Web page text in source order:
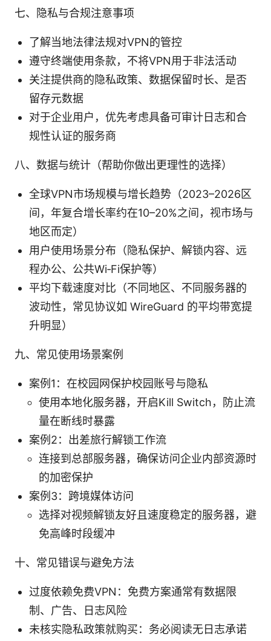
七、隐私与合规注意事项
了解当地法律法规对VPN的管控
遵守终端使用条款，不将VPN用于非法活动
关注提供商的隐私政策、数据保留时长、是否
留存元数据
对于企业用户，优先考虑具备可审计日志和合
规性认证的服务商
八、数据与统计（帮助你做出更理性的选择）
全球VPN市场规模与增长趋势（2023–2026区
间，年复合增长率约在10–20%之间，视市场与
地区而定）
用户使用场景分布（隐私保护、解锁内容、远
程办公、公共Wi‑Fi保护等）
平均下载速度对比（不同地区、不同服务器的
波动性，常见协议如 WireGuard 的平均带宽提
升明显）
九、常见使用场景案例
案例1：在校园网保护校园账号与隐私
使用本地化服务器，开启Kill Switch，防止流
量在断线时暴露
案例2：出差旅行解锁工作流
连接到总部服务器，确保访问企业内部资源时
的加密保护
案例3：跨境媒体访问
选择对视频解锁友好且速度稳定的服务器，避
免高峰时段缓冲
十、常见错误与避免方法
过度依赖免费VPN：免费方案通常有数据限
制、广告、日志风险
未核实隐私政策就购买：务必阅读无日志承诺